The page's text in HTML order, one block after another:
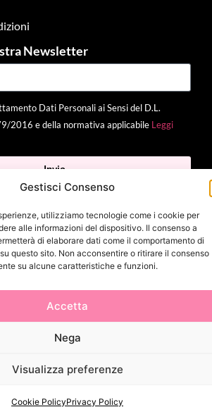
Gestisci Consenso
utilizziamo tecnologie come i cookie per
alle informazioni del dispositivo. Il consenso a
di elaborare dati come il comportamento di
questo sito. Non acconsentire o ritirare il consenso
su alcune caratteristiche e funzioni.
Accetta
Nega
Visualizza preferenze
Cookie PolicyPrivacy Policy
Newsletter
Dati Personali ai Sensi del D.L.
2016 e della normativa applicabile Leggi
Invia
|Cookie Policy| Made with byJenny
Mina